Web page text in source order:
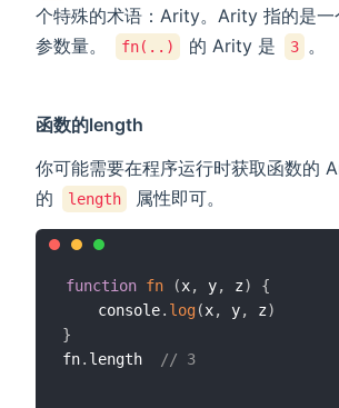
个特殊的术语：Arity。Arity 指的是一
参数量。
fn(..) 的 Arity 是 3 。
函数的length
你可能需要在程序运行时获取函数的
的
length 属性即可。
function fn (x, y, z)
{
	console
. log(x, y, z)
}
fn. length // 3